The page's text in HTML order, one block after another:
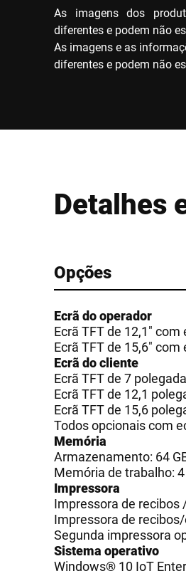
As imagens dos
diferentes e podem não
As imagens e as
diferentes e podem não
Detalhes
Opções
Ecrã do operador
Ecrã TFT de 12,1"
Ecrã TFT de 15,6"
Ecrã do cliente
Ecrã TFT de 7
Ecrã TFT de 12,1
Ecrã TFT de 15,6
Todos opcionais com
Memória
Armazenamento: 64
Memória de trabalho:
Impressora
Impressora de
Impressora de
Segunda impressora
Sistema operativo
Windows® 10 IoT